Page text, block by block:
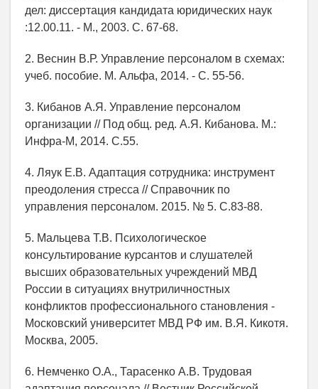
дел: диссертация кандидата юридических наук
:12.00.11. - М., 2003. С. 67-68.
2. Веснин В.Р. Управление персоналом в схемах:
учеб. пособие. М. Альфа, 2014. - С. 55-56.
3. Кибанов А.Я. Управление персоналом
организации // Под общ. ред. А.Я. Кибанова. М.:
Инфра-М, 2014. С.55.
4. Ляук Е.В. Адаптация сотрудника: инструмент
преодоления стресса // Справочник по
управления персоналом. 2015. № 5. С.83-88.
5. Мальцева Т.В. Психологическое
консультирование курсантов и слушателей
высших образовательных учреждений МВД
России в ситуациях внутриличностных
конфликтов профессионального становления -
Московский университет МВД РФ им. В.Я. Кикотя.
Москва, 2005.
6. Немченко О.А., Тарасенко А.В. Трудовая